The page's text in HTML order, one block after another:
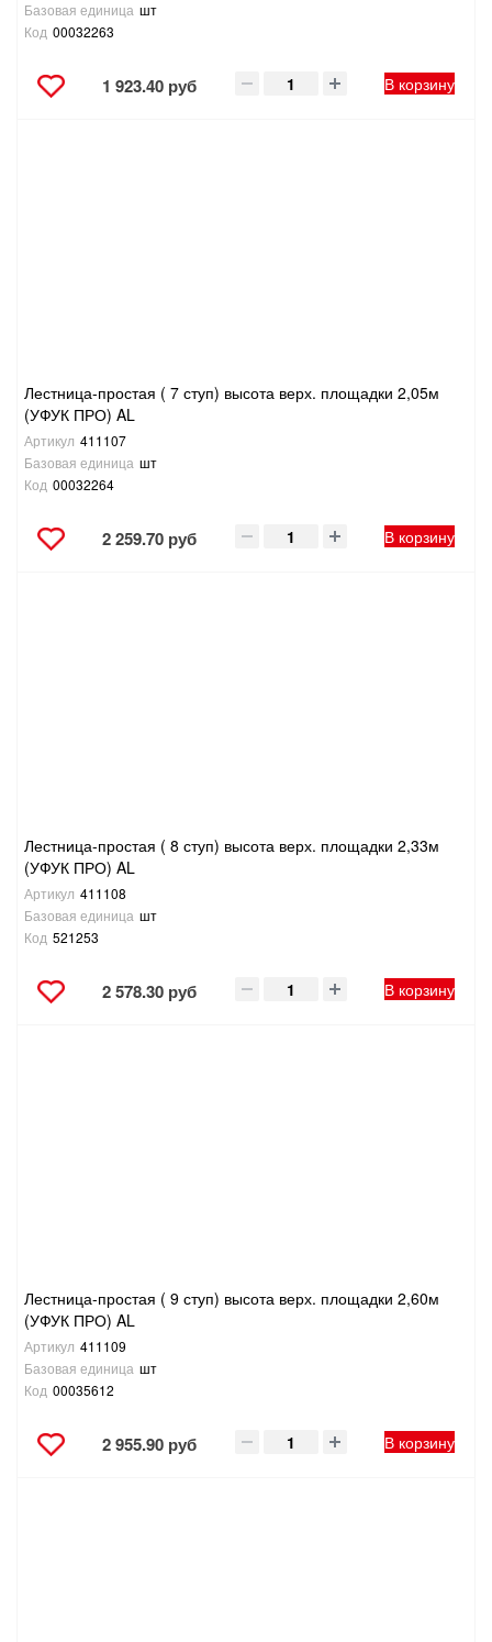
Базовая единица шт
Код 00032263
1 923.40 руб В корзину
Лестница-простая ( 7 ступ) высота верх. площадки 2,05м
(УФУК ПРО) AL
Артикул 411107
Базовая единица шт
Код 00032264
2 259.70 руб В корзину
Лестница-простая ( 8 ступ) высота верх. площадки 2,33м
(УФУК ПРО) AL
Артикул 411108
Базовая единица шт
Код 521253
2 578.30 руб В корзину
Лестница-простая ( 9 ступ) высота верх. площадки 2,60м
(УФУК ПРО) AL
Артикул 411109
Базовая единица шт
Код 00035612
2 955.90 руб В корзину